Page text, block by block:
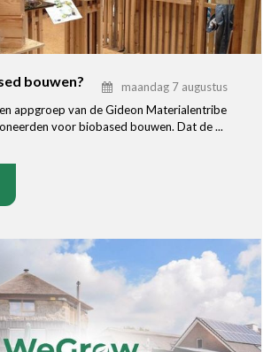
bouwen?
maandag 7 augustus
appgroep van de Gideon Materialentribe
voor biobased bouwen. Dat de ...